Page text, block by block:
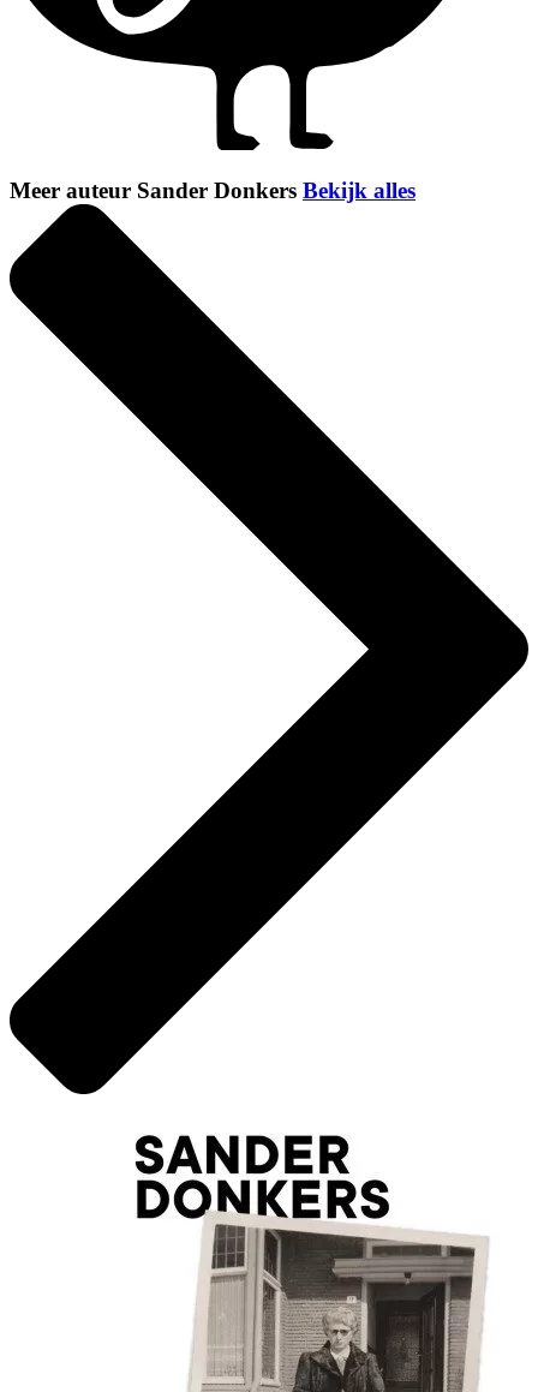
Meer auteur Sander Donkers Bekijk alles